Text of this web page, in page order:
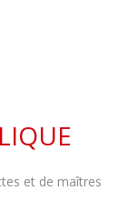
et de maîtres